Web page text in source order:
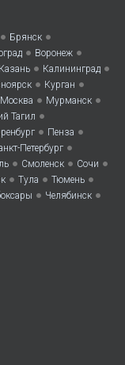
• Брянск •
• Воронеж •
Казань • Калининград •
• Курган •
Москва • Мурманск •
Тагил •
• Пенза •
Петербург •
• Смоленск • Сочи •
• Тула • Тюмень •
• Челябинск •